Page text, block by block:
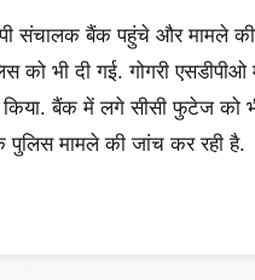
संचालक बैंक पहुंचे और मामले
को भी दी गई. गोगरी एसडीपीओ
बैंक में लगे सीसी फुटेज को भी
पुलिस मामले की जांच कर रही है.